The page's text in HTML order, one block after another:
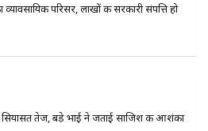
परिसर, लाखों की सरकारी संपत्ति हो
तेज, बड़े भाई ने जताई साजिश की आशंका